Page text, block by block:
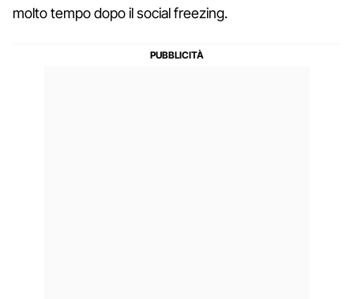
molto tempo dopo il social freezing.